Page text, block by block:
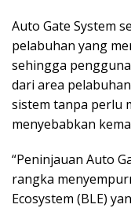
Auto Gate System
pelabuhan yang
sehingga
dari area
sistem tanpa perlu
menyebabkan
“Peninjauan Auto
rangka
Ecosystem (BLE)